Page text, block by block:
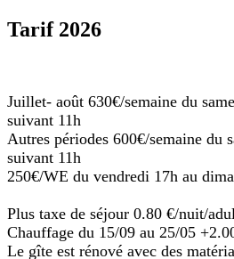
Tarif 2026
Juillet- août 630€/semaine du
suivant 11h
Autres périodes 600€/semaine du
suivant 11h
250€/WE du vendredi 17h au
Plus taxe de séjour 0.80 €/nuit/
Chauffage du 15/09 au 25/05
Le gîte est rénové avec des